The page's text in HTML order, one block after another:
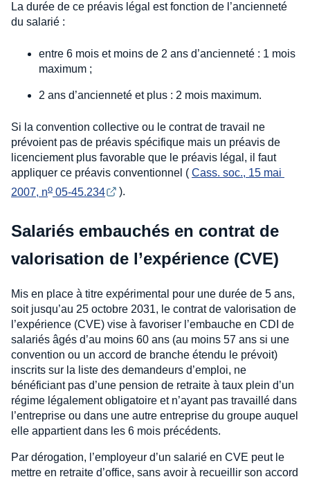
La durée de ce préavis légal est fonction de l’ancienneté
du salarié :
entre 6 mois et moins de 2 ans d’ancienneté : 1 mois
maximum ;
2 ans d’ancienneté et plus : 2 mois maximum.
Si la convention collective ou le contrat de travail ne
prévoient pas de préavis spécifique mais un préavis de
licenciement plus favorable que le préavis légal, il faut
appliquer ce préavis conventionnel ( Cass. soc., 15 mai
2007, no 05-45.234 ).
Salariés embauchés en contrat de
valorisation de l’expérience (CVE)
Mis en place à titre expérimental pour une durée de 5 ans,
soit jusqu’au 25 octobre 2031, le contrat de valorisation de
l’expérience (CVE) vise à favoriser l’embauche en CDI de
salariés âgés d’au moins 60 ans (au moins 57 ans si une
convention ou un accord de branche étendu le prévoit)
inscrits sur la liste des demandeurs d’emploi, ne
bénéficiant pas d’une pension de retraite à taux plein d’un
régime légalement obligatoire et n’ayant pas travaillé dans
l’entreprise ou dans une autre entreprise du groupe auquel
elle appartient dans les 6 mois précédents.
Par dérogation, l’employeur d’un salarié en CVE peut le
mettre en retraite d’office, sans avoir à recueillir son accord